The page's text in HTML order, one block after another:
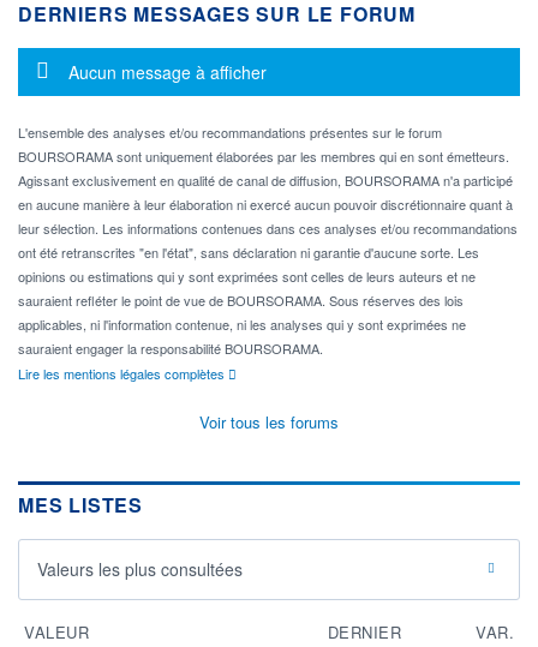
DERNIERS MESSAGES SUR LE FORUM
Message d'information
Aucun message à afficher
L'ensemble des analyses et/ou recommandations présentes sur le forum
BOURSORAMA sont uniquement élaborées par les membres qui en sont émetteurs.
Agissant exclusivement en qualité de canal de diffusion, BOURSORAMA n'a participé
en aucune manière à leur élaboration ni exercé aucun pouvoir discrétionnaire quant à
leur sélection. Les informations contenues dans ces analyses et/ou recommandations
ont été retranscrites "en l'état", sans déclaration ni garantie d'aucune sorte. Les
opinions ou estimations qui y sont exprimées sont celles de leurs auteurs et ne
sauraient refléter le point de vue de BOURSORAMA. Sous réserves des lois
applicables, ni l'information contenue, ni les analyses qui y sont exprimées ne
sauraient engager la responsabilité BOURSORAMA.
Lire les mentions légales complètes
Voir tous les forums
MES LISTES
Valeurs les plus consultées
VALEUR DERNIER VAR.